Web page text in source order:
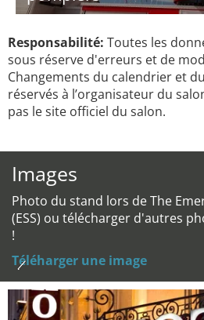
Responsabilité: Toutes les
sous réserve d'erreurs et de
Changements du calendrier et
réservés à l’organisateur du
pas le site officiel du salon.
Images
Photo du stand lors de The
(ESS) ou télécharger d'autres
!
Téléharger une image